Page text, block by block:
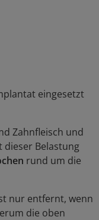
eingesetzt
Zahnfleisch und
dieser Belastung
rund um die
nur entfernt, wenn
die oben